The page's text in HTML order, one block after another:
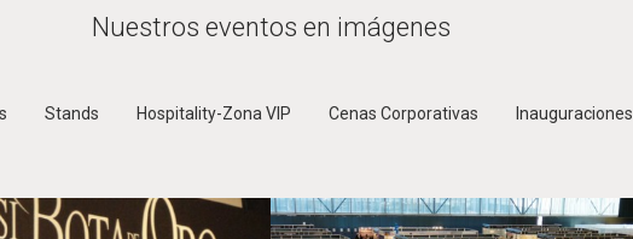
Nuestros eventos en imágenes
Stands Hospitality-Zona VIP Cenas Corporativas Inauguraciones